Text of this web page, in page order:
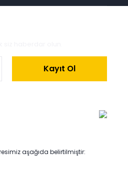
Kayıt Ol
aşağıda belirtilmiştir: